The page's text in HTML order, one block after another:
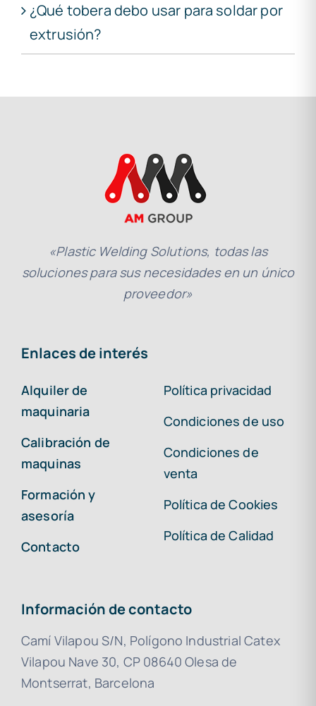
¿Qué tobera debo usar para soldar por
extrusión?
«Plastic Welding Solutions, todas las
soluciones para sus necesidades en un único
proveedor»
Enlaces de interés
Alquiler de
maquinaria
Calibración de
maquinas
Formación y
asesoría
Contacto
Política privacidad
Condiciones de uso
Condiciones de
venta
Política de Cookies
Política de Calidad
Información de contacto
Camí Vilapou S/N, Polígono Industrial Catex
Vilapou Nave 30, CP 08640 Olesa de
Montserrat, Barcelona